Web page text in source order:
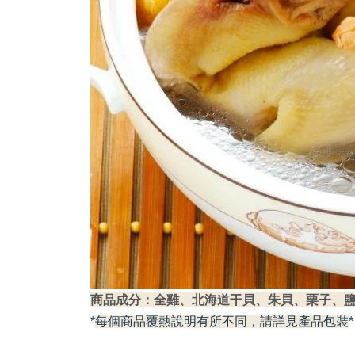
商品成分：全雞、北海道干貝、朱貝、栗子、
*每個商品覆熱說明有所不同，請詳見產品包裝*